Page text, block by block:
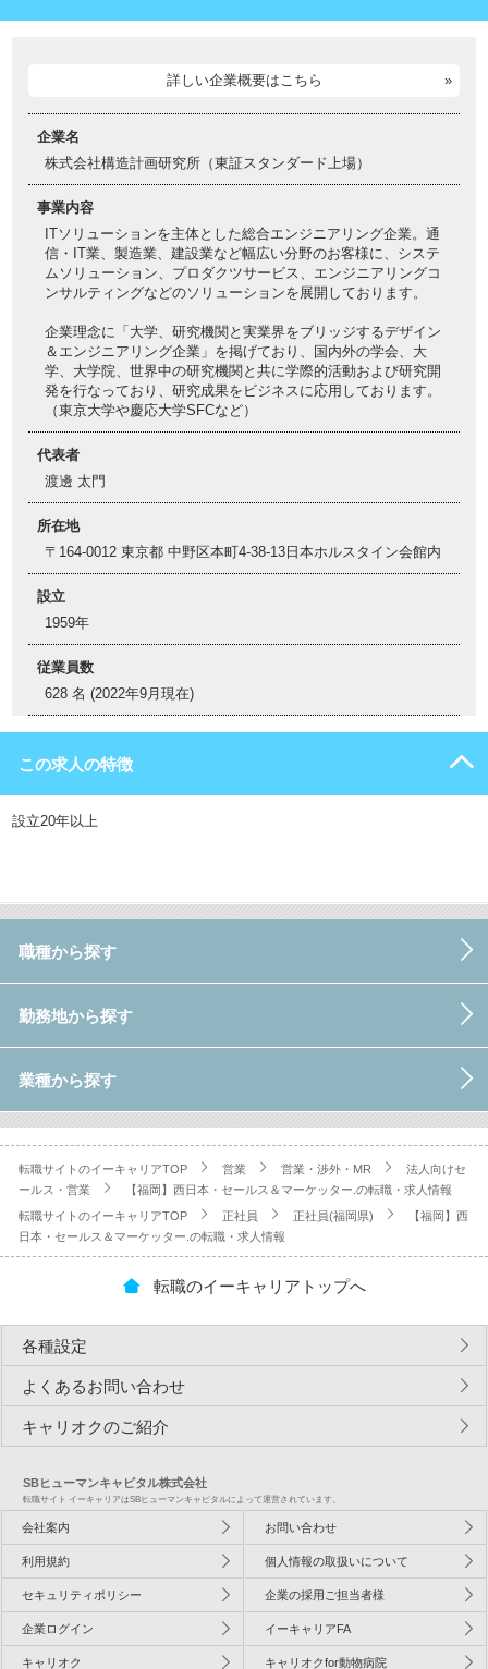
詳しい企業概要はこちら
企業名
株式会社構造計画研究所（東証スタンダード上場）
事業内容
ITソリューションを主体とした総合エンジニアリング企業。通
信・IT業、製造業、建設業など幅広い分野のお客様に、システ
ムソリューション、プロダクツサービス、エンジニアリングコ
ンサルティングなどのソリューションを展開しております。
企業理念に「大学、研究機関と実業界をブリッジするデザイン
＆エンジニアリング企業」を掲げており、国内外の学会、大
学、大学院、世界中の研究機関と共に学際的活動および研究開
発を行なっており、研究成果をビジネスに応用しております。
（東京大学や慶応大学SFCなど）
代表者
渡邊 太門
所在地
〒164-0012 東京都 中野区本町4-38-13日本ホルスタイン会館内
設立
1959年
従業員数
628 名 (2022年9月現在)
この求人の特徴
設立20年以上
職種から探す
勤務地から探す
業種から探す
転職サイトのイーキャリアTOP 営業 営業・渉外・MR
法人向けセ
ールス・営業
【福岡】西日本・セールス＆マーケッター.の転職・求人情報
転職サイトのイーキャリアTOP 正社員 正社員(福岡県)
【福岡】西
日本・セールス＆マーケッター.の転職・求人情報
転職のイーキャリアトップへ
各種設定
よくあるお問い合わせ
キャリオクのご紹介
SBヒューマンキャピタル株式会社
転職サイト イーキャリアはSBヒューマンキャピタルによって運営されています。
会社案内 お問い合わせ
利用規約 個人情報の取扱いについて
セキュリティポリシー 企業の採用ご担当者様
企業ログイン イーキャリアFA
キャリオク キャリオクfor動物病院